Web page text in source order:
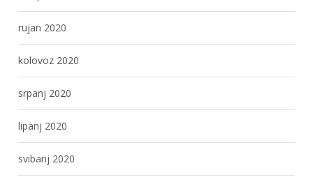
rujan 2020
kolovoz 2020
srpanj 2020
lipanj 2020
svibanj 2020